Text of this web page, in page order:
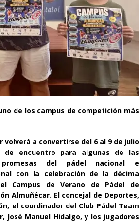
de los campus de competición más
volverá a convertirse del 6 al 9 de julio
de encuentro para algunas de las
promesas del pádel nacional e
con la celebración de la décima
Campus de Verano de Pádel de
Almuñécar. El concejal de Deportes,
el coordinador del Club Pádel Team
José Manuel Hidalgo, y los jugadores